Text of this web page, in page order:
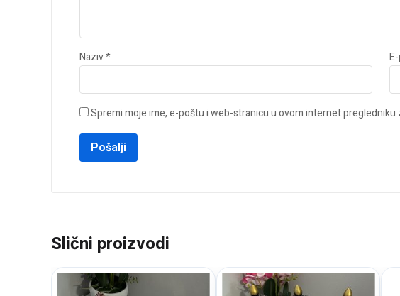
Naziv*
Spremi moje ime, e-poštu i web-stranicu u ovom internet pregledniku
Slični proizvodi